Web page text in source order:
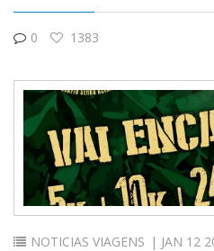
0 1383
NOTICIAS VIAGENS | JAN 12